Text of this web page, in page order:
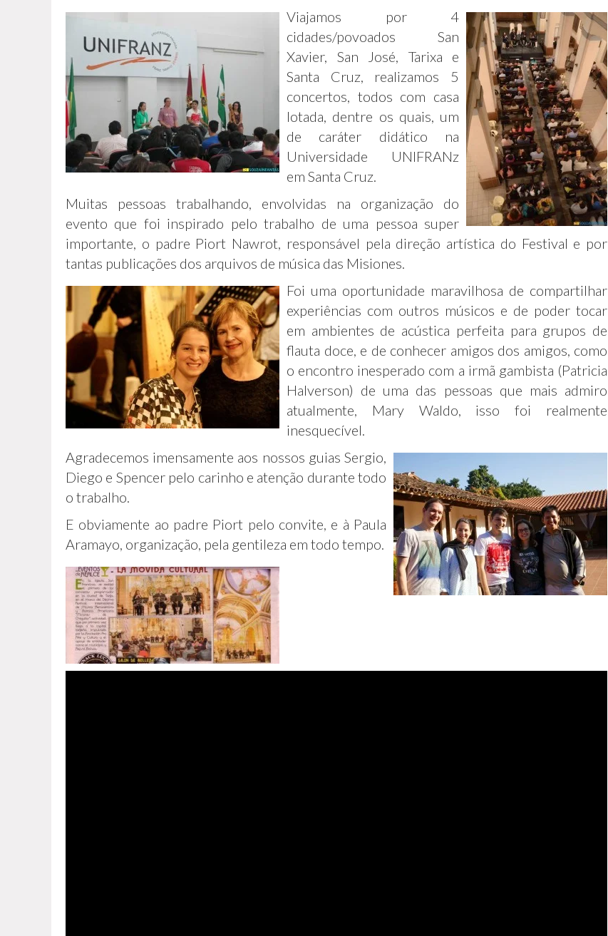
Viajamos por 4
cidades/povoados San
Xavier, San José, Tarixa e
Santa Cruz, realizamos 5
concertos, todos com casa
lotada, dentre os quais, um
de caráter didático na
Universidade UNIFRANz
em Santa Cruz.
Muitas pessoas trabalhando, envolvidas na organização do
evento que foi inspirado pelo trabalho de uma pessoa super
importante, o padre Piort Nawrot, responsável pela direção artística do Festival e por
tantas publicações dos arquivos de música das Misiones.
Foi uma oportunidade maravilhosa de compartilhar
experiências com outros músicos e de poder tocar
em ambientes de acústica perfeita para grupos de
flauta doce, e de conhecer amigos dos amigos, como
o encontro inesperado com a irmã gambista (Patricia
Halverson) de uma das pessoas que mais admiro
atualmente, Mary Waldo, isso foi realmente
inesquecível.
Agradecemos imensamente aos nossos guias Sergio,
Diego e Spencer pelo carinho e atenção durante todo
o trabalho.
E obviamente ao padre Piort pelo convite, e à Paula
Aramayo, organização, pela gentileza em todo tempo.